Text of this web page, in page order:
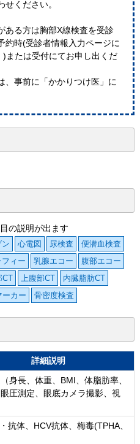
ください。
ある方は胸部X線検査を受診
約時(受診者情報入力ページに
または受付にてお申し出くだ
、事前に「かかりつけ医」に
の説明が出ます
心電図 尿検査
便潜血検査
ィー 乳腺エコー
腹部エコー
CT 上腹部CT
内臓脂肪CT
ーカー 骨密度検査
詳細説明
身長、体重、BMI、体脂肪率、
圧測定、眼底カメラ撮影、視
抗体、HCV抗体、梅毒(TPHA、